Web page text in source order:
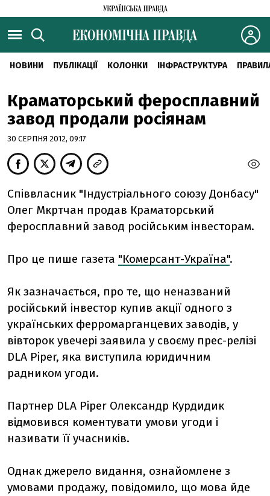
НОВИНИ ПУБЛІКАЦІЇ КОЛОНКИ ІНФРАСТРУКТУРА
Краматорський феросплавний
завод продали росіянам
30 СЕРПНЯ 2012, 09:17
Співвласник "Індустріального союзу Донбасу"
Олег Мкртчан продав Краматорський
феросплавний завод російським інвесторам.
Про це пише газета "Комерсант-Україна".
Як зазначається, про те, що неназваний
російський інвестор купив акції одного з
українських ферромарганцевих заводів, у
вівторок увечері заявила у своєму прес-релізі
DLA Piper, яка виступила юридичним
радником угоди.
Партнер DLA Piper Олександр Курдидик
відмовився коментувати умови угоди і
називати її учасників.
Однак джерело видання, ознайомлене з
умовами продажу, повідомило, що мова йде